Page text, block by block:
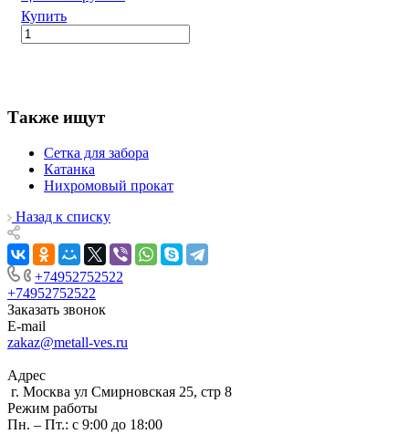
Купить
Также ищут
Сетка для забора
Катанка
Нихромовый прокат
Назад к списку
+74952752522
+74952752522
Заказать звонок
E-mail
zakaz@metall-ves.ru
Адрес
г. Москва ул Смирновская 25, стр 8
Режим работы
Пн. – Пт.: с 9:00 до 18:00